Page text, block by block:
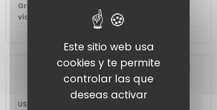
Grabación de
vídeo
Funciones de conectividad
USB
Este sitio web usa
cookies y te permite
controlar las que
deseas activar